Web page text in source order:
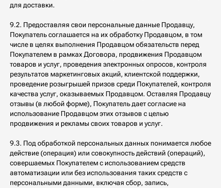
для доставки.
9.2. Предоставляя свои персональные данные Продавцу,
Покупатель соглашается на их обработку Продавцом, в том
числе в целях выполнения Продавцом обязательств перед
Покупателем в рамках Договора, продвижения Продавцом
товаров и услуг, проведения электронных опросов, контроля
результатов маркетинговых акций, клиентской поддержки,
проведение розыгрышей призов среди Покупателей, контроля
качества услуг, оказываемых Продавцом. Оставляя Продавцу
отзывы (в любой форме), Покупатель дает согласие на
использование Продавцом этих отзывов с целью
продвижения и рекламы своих товаров и услуг.
9.3. Под обработкой персональных данных понимается любое
действие (операция) или совокупность действий (операций),
совершаемых Покупателем с использованием средств
автоматизации или без использования таких средств с
персональными данными, включая сбор, запись,
+7 (916) 330-16-91